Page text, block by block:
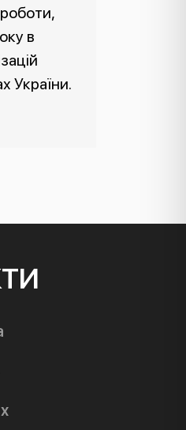
в
України.